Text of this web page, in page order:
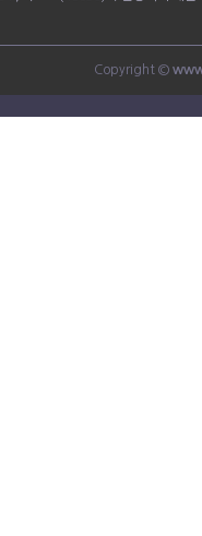
Copyright ©